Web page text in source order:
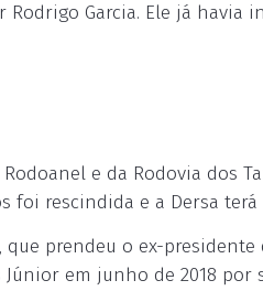
Garcia. Ele já havia
e da Rodovia dos
foi rescindida e a Dersa
prendeu o ex-presidente
em junho de 2018 por